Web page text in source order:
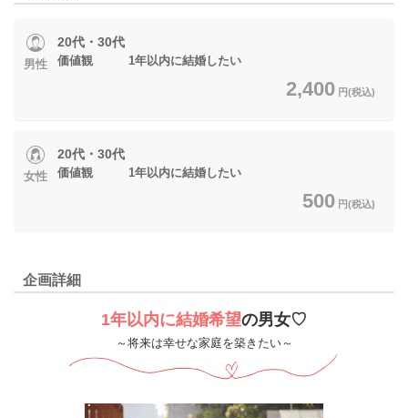
男性
20代・30代
価値観 1年以内に結婚したい
2,400 円(税込)
女性
20代・30代
価値観 1年以内に結婚したい
500 円(税込)
企画詳細
1年以内に結婚希望の男女♡
～将来は幸せな家庭を築きたい～